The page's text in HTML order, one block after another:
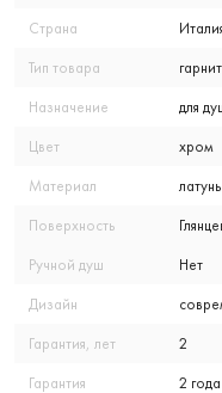
Страна
Тип товара
Назначение для
Цвет хром
Материал латунь
Поверхность
Ручной душ Нет
Дизайн
Гарантия, лет 2
Гарантия 2 года